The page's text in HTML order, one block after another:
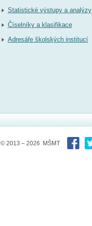
Statistické výstupy a analýzy
Číselníky a klasifikace
Adresáře školských institucí
© 2013 – 2026 MŠMT